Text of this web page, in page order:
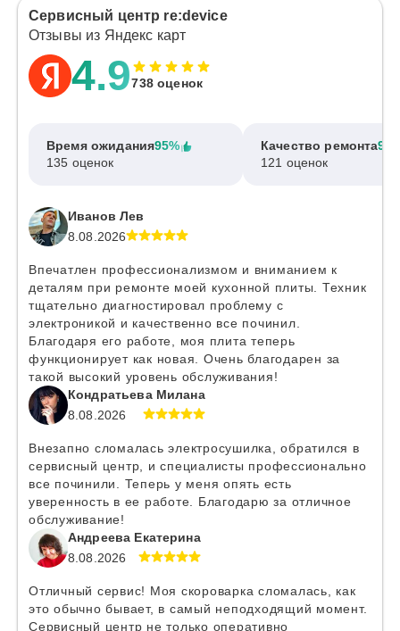
Сервисный центр re:device
Отзывы из Яндекс карт
4.9738 оценок
Время ожидания95%
135 оценок
Качество ремонта
121 оценок
Иванов Лев
8.08.2026
Впечатлен профессионализмом и вниманием к
деталям при ремонте моей кухонной плиты. Техник
тщательно диагностировал проблему с
электроникой и качественно все починил.
Благодаря его работе, моя плита теперь
функционирует как новая. Очень благодарен за
такой высокий уровень обслуживания!
Кондратьева Милана
8.08.2026
Внезапно сломалась электросушилка, обратился в
сервисный центр, и специалисты профессионально
все починили. Теперь у меня опять есть
уверенность в ее работе. Благодарю за отличное
обслуживание!
Андреева Екатерина
8.08.2026
Отличный сервис! Моя скороварка сломалась, как
это обычно бывает, в самый неподходящий момент.
Сервисный центр не только оперативно